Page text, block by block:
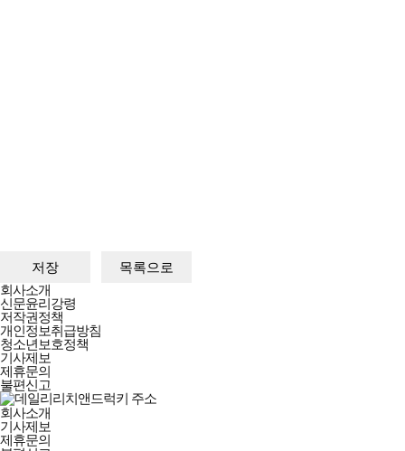
데일리리치앤드럭키
회사소개
및
정책안내
회사소개
신문윤리강령
저작권정책
개인정보취급방침
청소년보호정책
기사제보
제휴문의
불편신고
회사소개
기사제보
제휴문의